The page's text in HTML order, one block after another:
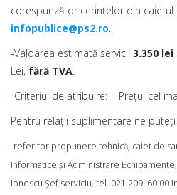
corespunzător cerinţelor din caietul
infopublice@ps2.ro.
-Valoarea estimată servicii 3.350 lei
Lei, fără TVA.
-Criteriul de atribuire: Preţul cel
Pentru relaţii suplimentare ne
-referitor propunere tehnică, caiet de
Informatice şi Administrare
Ionescu Şef serviciu, tel. 021.209. 60.00